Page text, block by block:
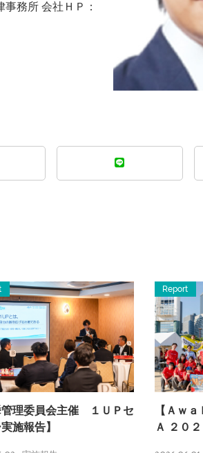
務所 会社ＨＰ：
管理委員会主催 １ＵＰセ
施報告】
Report
【Ａｗ
Ａ ２０